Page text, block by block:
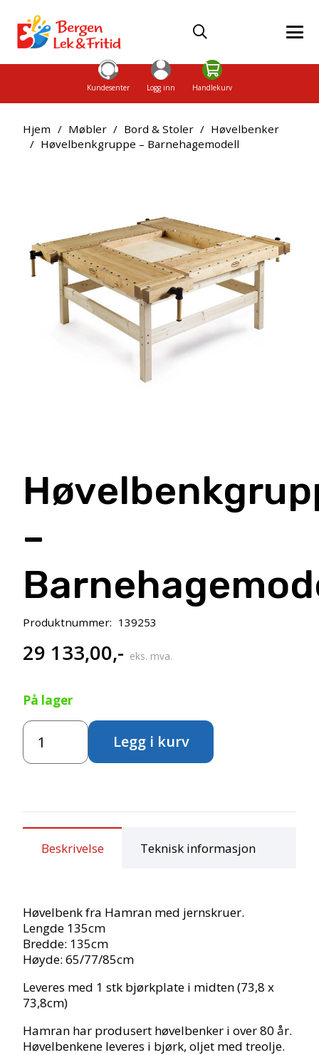
Kundesenter Logg inn Handlekurv
Hjem / Møbler / Bord & Stoler / Høvelbenker
/ Høvelbenkgruppe – Barnehagemodell
–
Produktnummer: 139253
29 133,00,- eks. mva.
På lager
Høvelbenkgruppe
Barnehagemodell
Legg i kurv
Beskrivelse Teknisk informasjon
Høvelbenk fra Hamran med jernskruer.
Lengde 135cm
Bredde: 135cm
Høyde: 65/77/85cm
Leveres med 1 stk bjørkplate i midten (73,8 x
73,8cm)
Hamran har produsert høvelbenker i over 80 år.
Høvelbenkene leveres i bjørk, oljet med treolje.